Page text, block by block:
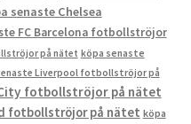
senaste Chelsea
FC Barcelona fotbollströjor
på nätet köpa senaste
Liverpool fotbollströjor på
fotbollströjor på nätet
fotbollströjor på nätet köpa